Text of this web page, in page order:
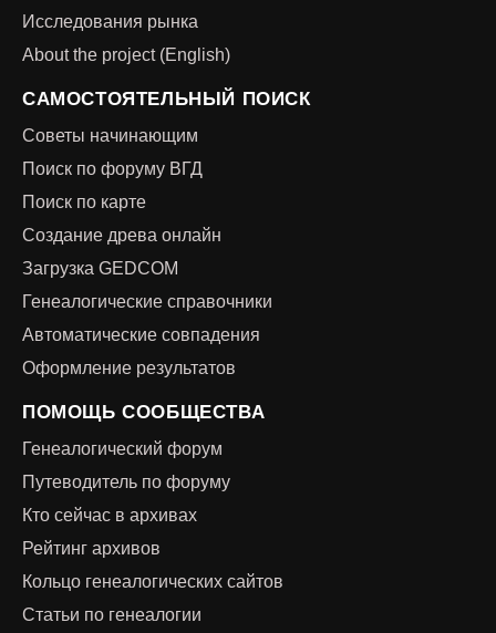
Исследования рынка
About the project (English)
САМОСТОЯТЕЛЬНЫЙ ПОИСК
Советы начинающим
Поиск по форуму ВГД
Поиск по карте
Создание древа онлайн
Загрузка GEDCOM
Генеалогические справочники
Автоматические совпадения
Оформление результатов
ПОМОЩЬ СООБЩЕСТВА
Генеалогический форум
Путеводитель по форуму
Кто сейчас в архивах
Рейтинг архивов
Кольцо генеалогических сайтов
Статьи по генеалогии